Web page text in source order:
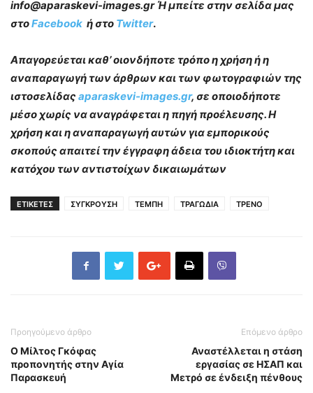
info@aparaskevi-images.gr Ή μπείτε στην σελίδα μας
στοFacebook ή στο Twitter.
Απαγορεύεται καθ’ οιονδήποτε τρόπο η χρήση ή η
αναπαραγωγή των άρθρων και των φωτογραφιών της
ιστοσελίδας aparaskevi-images.gr, σε οποιοδήποτε
μέσο χωρίς να αναγράφεται η πηγή προέλευσης. Η
χρήση και η αναπαραγωγή αυτών για εμπορικούς
σκοπούς απαιτεί την έγγραφη άδεια του ιδιοκτήτη και
κατόχου των αντιστοίχων δικαιωμάτων
ΕΤΙΚΕΤΕΣ ΣΥΓΚΡΟΥΣΗ ΤΕΜΠΗ ΤΡΑΓΩΔΙΑ ΤΡΕΝΟ
Προηγούμενο άρθρο
Ο Μίλτος Γκόφας
προπονητής στην Αγία
Παρασκευή
Επόμενο άρθρο
Αναστέλλεται η στάση
εργασίας σε ΗΣΑΠ και
Μετρό σε ένδειξη πένθους